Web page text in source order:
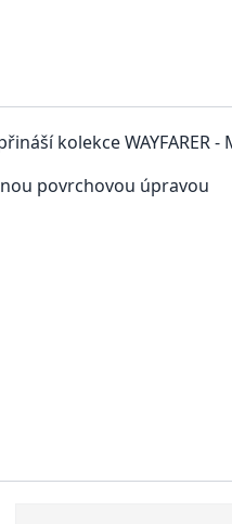
kolekce WAYFARER -
povrchovou úpravou